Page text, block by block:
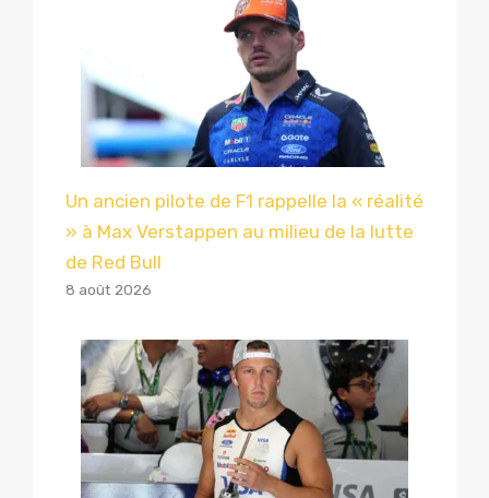
Un ancien pilote de F1 rappelle la « réalité
» à Max Verstappen au milieu de la lutte
de Red Bull
8 août 2026